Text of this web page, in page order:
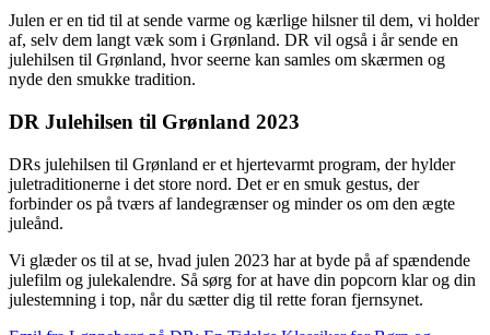
Julen er en tid til at sende varme og kærlige hilsner til dem, vi holder
af, selv dem langt væk som i Grønland. DR vil også i år sende en
julehilsen til Grønland, hvor seerne kan samles om skærmen og
nyde den smukke tradition.
DR Julehilsen til Grønland 2023
DRs julehilsen til Grønland er et hjertevarmt program, der hylder
juletraditionerne i det store nord. Det er en smuk gestus, der
forbinder os på tværs af landegrænser og minder os om den ægte
juleånd.
Vi glæder os til at se, hvad julen 2023 har at byde på af spændende
julefilm og julekalendre. Så sørg for at have din popcorn klar og din
julestemning i top, når du sætter dig til rette foran fjernsynet.